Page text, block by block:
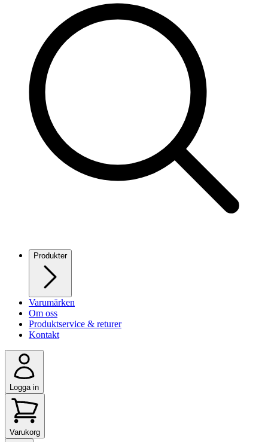
Produkter
Varumärken
Om oss
Produktservice & returer
Kontakt
Logga in
Varukorg